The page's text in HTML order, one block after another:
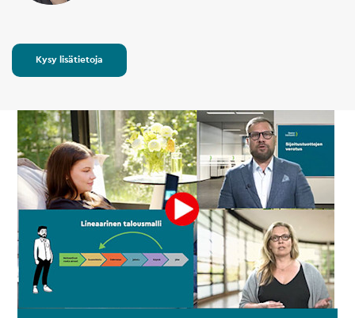
Kysy lisätietoja